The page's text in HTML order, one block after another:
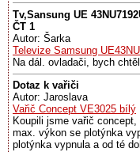
Tv,Sansung UE
ČT 1
Autor: Šarka
Televize Samsung
Na dál. ovladači, bych
Dotaz k vařiči
Autor: Jaroslava
Vařič Concept VE3025 bílý
Koupili jsme vařič
max. výkon se plotýnka
plotýnka vypnula a od té